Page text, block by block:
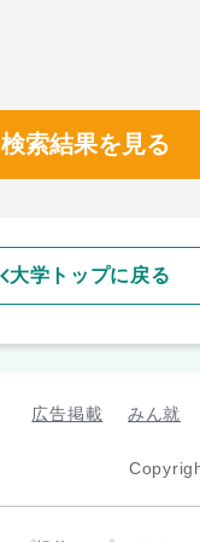
検索結果を見る
大学トップに戻る
広告掲載 みん就